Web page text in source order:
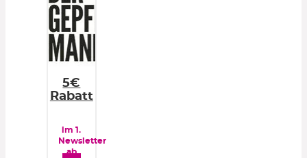
5€
Rabatt
im 1.
Newsletter
ab